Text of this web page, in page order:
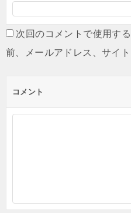
次回のコメントで使用す
前、メールアドレス、サイト
コメント